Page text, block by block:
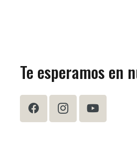
Te esperamos en